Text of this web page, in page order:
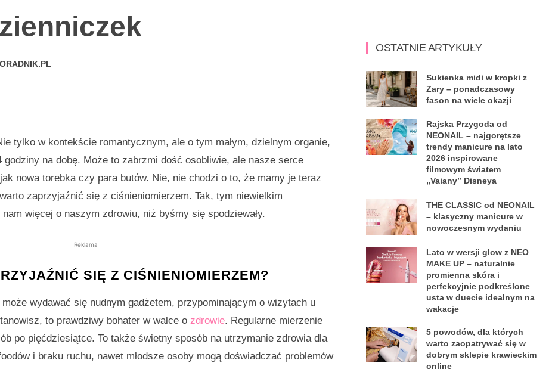
tylko w kontekście romantycznym, ale o tym małym, dzielnym organie,
na dobę. Może to zabrzmi dość osobliwie, ale nasze serce
nowa torebka czy para butów. Nie, nie chodzi o to, że mamy je teraz
zaprzyjaźnić się z ciśnieniomierzem. Tak, tym niewielkim
więcej o naszym zdrowiu, niż byśmy się spodziewały.
Reklama
SIĘ Z CIŚNIENIOMIERZEM?
wydawać się nudnym gadżetem, przypominającym o wizytach u
to prawdziwy bohater w walce o zdrowie. Regularne mierzenie
po pięćdziesiątce. To także świetny sposób na utrzymanie zdrowia dla
i braku ruchu, nawet młodsze osoby mogą doświadczać problemów
OSTATNIE ARTYKUŁY
Sukienka midi w kropki z
Zary – ponadczasowy
fason na wiele okazji
Rajska Przygoda od
NEONAIL – najgorętsze
trendy manicure na lato
2026 inspirowane
filmowym światem
„Vaiany” Disneya
THE CLASSIC od NEONAIL
– klasyczny manicure w
nowoczesnym wydaniu
Lato w wersji glow z NEO
MAKE UP – naturalnie
promienna skóra i
perfekcyjnie podkreślone
usta w duecie idealnym na
wakacje
5 powodów, dla których
warto zaopatrywać się w
dobrym sklepie krawieckim
online